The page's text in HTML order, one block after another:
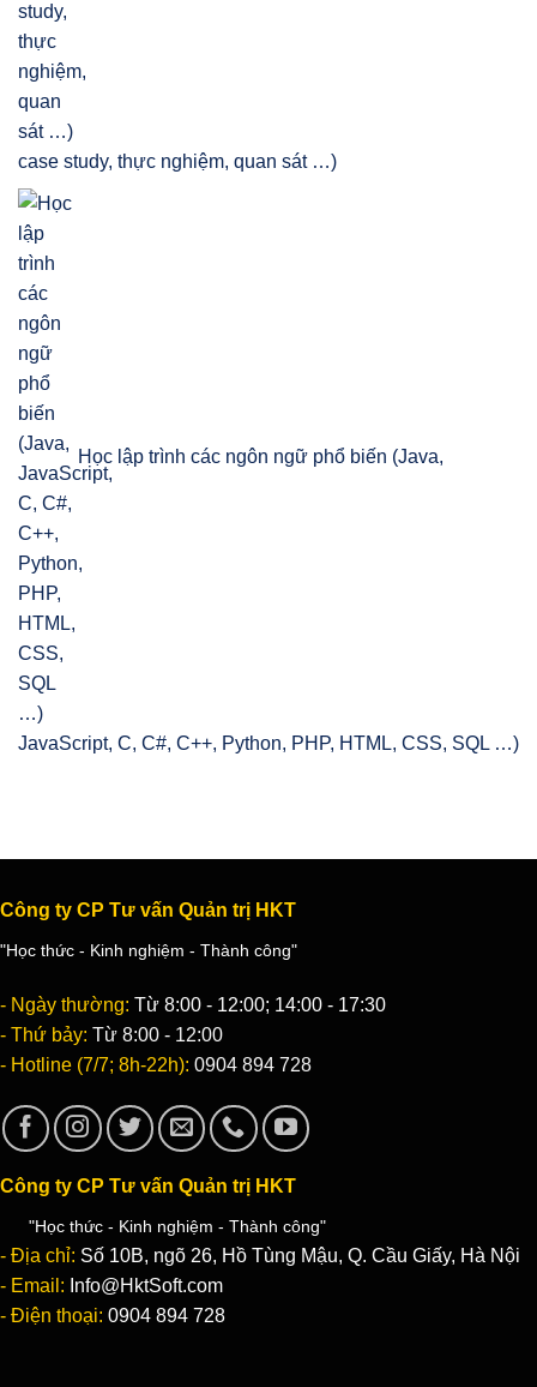
case study, thực nghiệm, quan sát …)
Học lập trình các ngôn ngữ phổ biến (Java,
JavaScript, C, C#, C++, Python, PHP, HTML, CSS, SQL …)
Công ty CP Tư vấn Quản trị HKT
"Học thức - Kinh nghiệm - Thành công"
- Ngày thường: Từ 8:00 - 12:00; 14:00 - 17:30
- Thứ bảy: Từ 8:00 - 12:00
- Hotline (7/7; 8h-22h): 0904 894 728
Công ty CP Tư vấn Quản trị HKT
"Học thức - Kinh nghiệm - Thành công"
- Địa chỉ: Số 10B, ngõ 26, Hồ Tùng Mậu, Q. Cầu Giấy, Hà Nội
- Email: Info@HktSoft.com
- Điện thoại: 0904 894 728